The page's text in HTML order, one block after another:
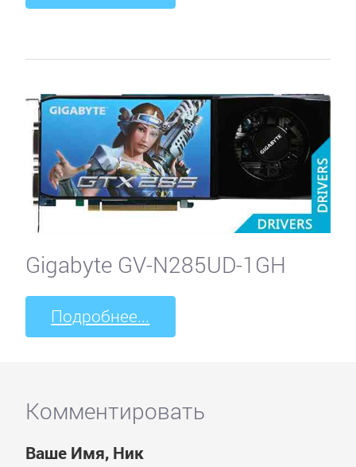
Gigabyte GV-N285UD-1GH
Подробнее...
Комментировать
Ваше Имя, Ник